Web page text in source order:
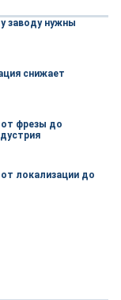
заводу нужны
снижает
фрезы до
локализации до